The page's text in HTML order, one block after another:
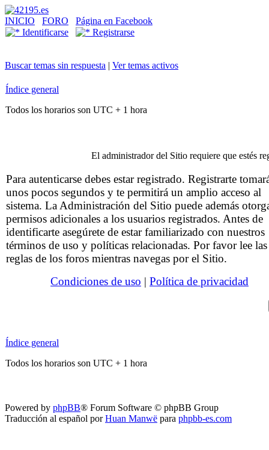
INICIO FORO
Página en Facebook
Identificarse
Registrarse
Buscar temas sin respuesta | Ver temas activos
Índice general
Todos los horarios son UTC + 1 hora
El administrador del Sitio requiere que estés
Para autenticarse debes estar registrado. Registrarte
unos pocos segundos y te permitirá un amplio acceso al
sistema. La Administración del Sitio puede además
permisos adicionales a los usuarios registrados. Antes de
identificarte asegúrete de estar familiarizado con nuestros
términos de uso y políticas relacionadas. Por favor lee las
reglas de los foros mientras navegas por el Sitio.
Condiciones de uso | Política de privacidad
Índice general
Todos los horarios son UTC + 1 hora
Powered by phpBB® Forum Software © phpBB Group
Traducción al español porHuan Manwë para phpbb-es.com